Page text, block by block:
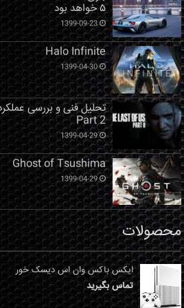
۵ خواهد بود
1399-09-23
Halo Infinite
1399-04-30
Part 2
1399-04-29
Ghost of Tsushima
1399-04-29
محصولات
ایکس باکس وان اس دیسک خور
تماس بگیرید